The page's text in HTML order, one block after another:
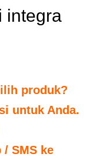
integra
produk?
untuk Anda.
/ SMS ke